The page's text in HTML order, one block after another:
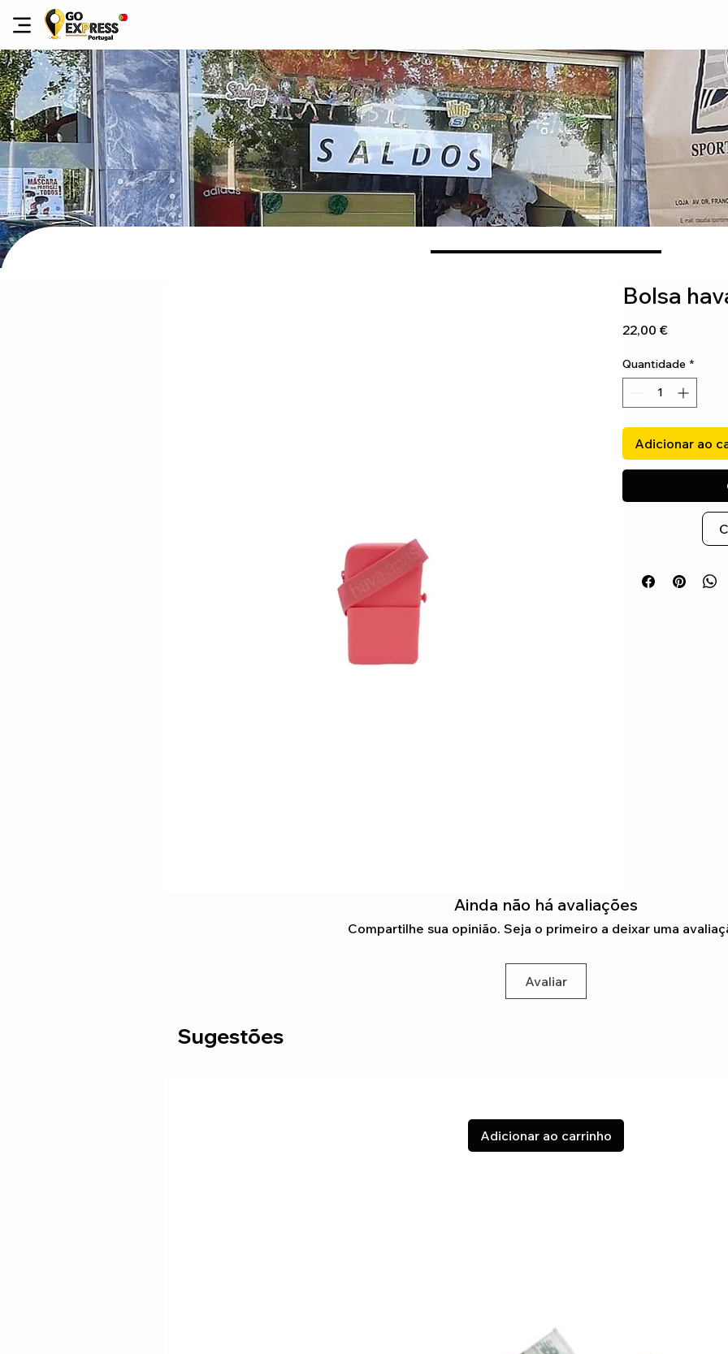
Bolsa
22,00 €Preço
Quantidade *
Adicionar ao
Ainda não há avaliações
Compartilhe sua opinião. Seja o primeiro a deixar uma
Avaliar
Sugestões
Adicionar ao carrinho